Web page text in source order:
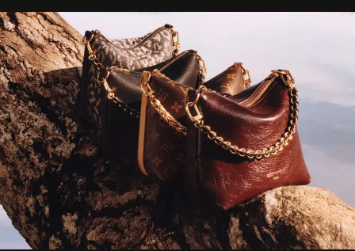
sculpture.